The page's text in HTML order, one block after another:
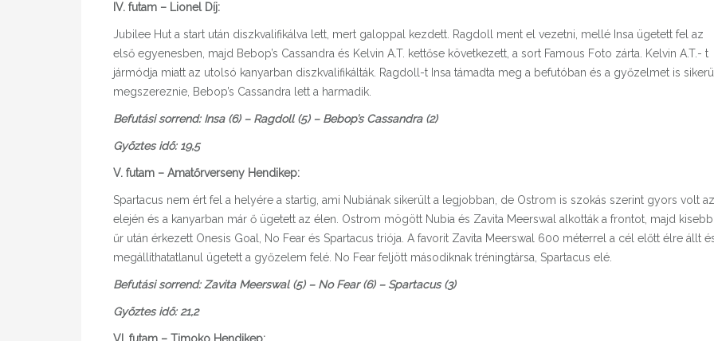
IV. futam – Lionel Díj:
Jubilee Hut a start után diszkvalifikálva lett, mert galoppal kezdett. Ragdoll ment el vezetni, mellé Insa ügetett fel az
első egyenesben, majd Bebop’s Cassandra és Kelvin A.T. kettőse következett, a sort Famous Foto zárta. Kelvin A.T.- t
jármódja miatt az utolsó kanyarban diszkvalifikálták. Ragdoll-t Insa támadta meg a befutóban és a győzelmet is
megszereznie, Bebop’s Cassandra lett a harmadik.
Befutási sorrend: Insa (6) – Ragdoll (5) – Bebop’s Cassandra (2)
Győztes idő: 19,5
V. futam – Amatőrverseny Hendikep:
Spartacus nem ért fel a helyére a startig, ami Nubiának sikerült a legjobban, de Ostrom is szokás szerint gyors volt az
elején és a kanyarban már ő ügetett az élen. Ostrom mögött Nubia és Zavita Meerswal alkották a frontot, majd kisebb
űr után érkezett Onesis Goal, No Fear és Spartacus triója. A favorit Zavita Meerswal 600 méterrel a cél előtt élre állt
megállíthatatlanul ügetett a győzelem felé. No Fear feljött másodiknak tréningtársa, Spartacus elé.
Befutási sorrend: Zavita Meerswal (5) – No Fear (6) – Spartacus (3)
Győztes idő: 21,2